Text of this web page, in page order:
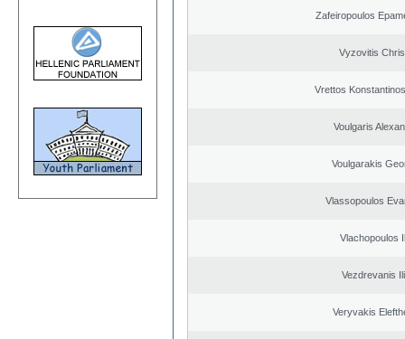
Zafeiropoulos
Vyzovitis
Vrettos
Voulgaris
Voulgarakis
Vlassopoulos
Vlachopoulos
Vezdrevanis
Veryvakis